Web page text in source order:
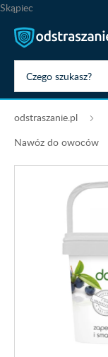
Skąpiec
odstraszanie.pl
Nawóz do owoców